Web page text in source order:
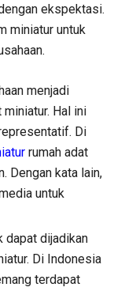
ekspektasi.
miniatur untuk
menjadi
Hal ini
Di
rumah adat
Dengan kata lain,
untuk
dapat dijadikan
Di Indonesia
terdapat